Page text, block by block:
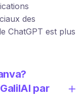
des
ChatGPT est plus
par